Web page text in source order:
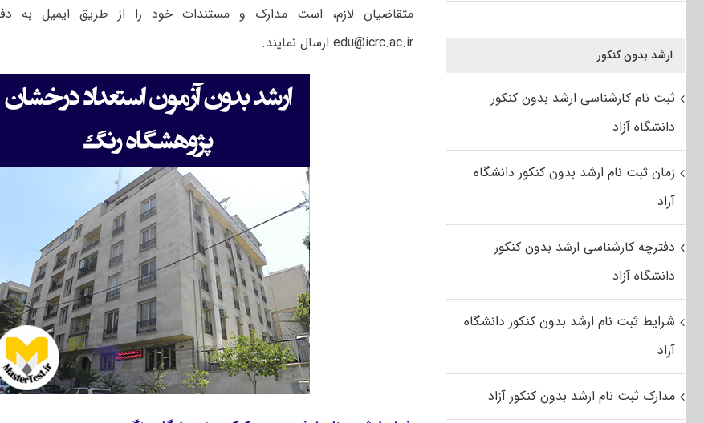
متقاضیان لازم، است مدارک و مستندات خود را از طریق ایمیل به
edu@icrc.ac.ir ارسال نمایند.
ارشد بدون کنکور
ثبت نام کارشناسی ارشد بدون کنکور
دانشگاه آزاد
زمان ثبت نام ارشد بدون کنکور دانشگاه
آزاد
دفترچه کارشناسی ارشد بدون کنکور
دانشگاه آزاد
شرایط ثبت نام ارشد بدون کنکور دانشگاه
آزاد
مدارک ثبت نام ارشد بدون کنکور آزاد